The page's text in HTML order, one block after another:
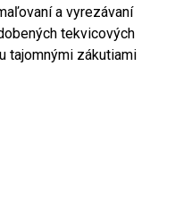
a vyrezávaní
tekvicových
tajomnými zákutiami